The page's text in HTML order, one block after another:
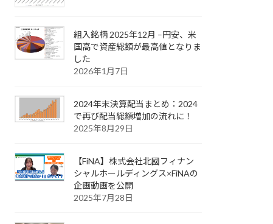
組入銘柄 2025年12月 –円安、米
国高で資産総額が最高値となりま
した
2026年1月7日
2024年末決算配当まとめ：2024
で再び配当総額増加の流れに！
2025年8月29日
【FiNA】株式会社北國フィナン
シャルホールディングス×FiNAの
企画動画を公開
2025年7月28日